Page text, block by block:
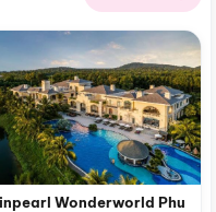
Wonderworld Phu